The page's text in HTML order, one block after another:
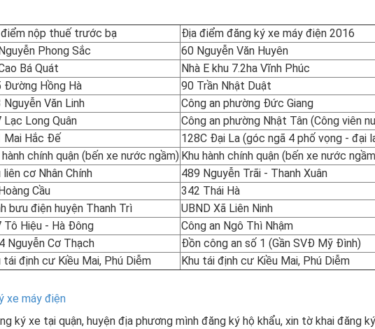
nộp thuế trước bạ
Địa điểm đăng ký xe máy điện 2016
Phong Sắc
60 Nguyễn Văn Huyên
Bá Quát
Nhà E khu 7.2ha Vĩnh Phúc
Đường Hồng Hà
90 Trần Nhật Duật
Nguyễn Văn Linh
Công an phường Đức Giang
Lạc Long Quân
Công an phường Nhật Tân (Công viên
Mai Hắc Đế
128C Đại La (góc ngã 4 phố vọng - đại
hành chính quận (bến xe nước ngầm) Khu hành chính quận (bến xe nước
liên cơ Nhân Chính
489 Nguyễn Trãi - Thanh Xuân
Cầu
342 Thái Hà
bưu điện huyện Thanh Trì
UBND Xã Liên Ninh
Tô Hiệu - Hà Đông
Công an Ngô Thì Nhậm
Nguyễn Cơ Thạch
Đồn công an số 1 (Gần SVĐ Mỹ Đình)
tái định cư Kiều Mai, Phú Diễm Khu tái định cư Kiều Mai, Phú Diễm
xe máy điện
ký xe tại quận, huyện địa phương mình đăng ký hộ khẩu, xin tờ khai đăng